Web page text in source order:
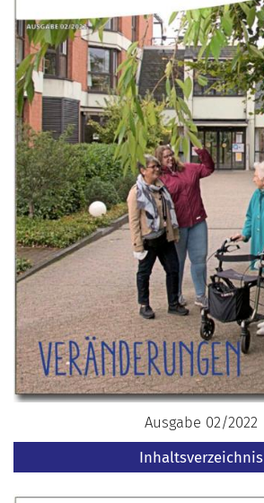
Ausgabe 02/2022
Inhaltsverzeichnis